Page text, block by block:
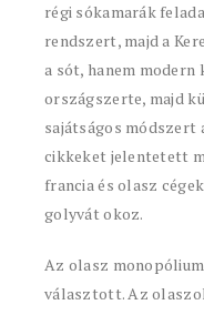
régi sókamarák
rendszert, majd a
a sót, hanem
országszerte, majd
sajátságos
cikkeket jelentetett
francia és olasz
golyvát okoz.
Az olasz
választott. Az